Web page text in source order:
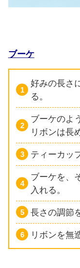
ブーケ
好みの長さ
る。
ブーケのよ
リボンは長
ティーカッ
ブーケを、
入れる。
長さの調節
リボンを無